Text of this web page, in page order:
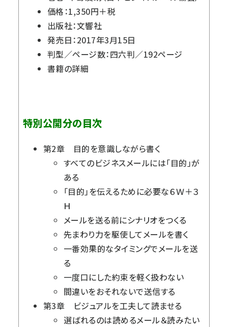
価格：1,350円＋税
出版社：文響社
発売日：2017年3月15日
判型／ページ数：四六判／192ページ
書籍の詳細
特別公開分の目次
第2章 目的を意識しながら書く
すべてのビジネスメールには「目的」が
ある
「目的」を伝えるために必要な６Ｗ＋３
Ｈ
メールを送る前にシナリオをつくる
先まわり力を駆使してメールを書く
一番効果的なタイミングでメールを送
る
一度口にした約束を軽く扱わない
間違いをおそれないで送信する
第3章 ビジュアルを工夫して読ませる
選ばれるのは読めるメール＆読みたい